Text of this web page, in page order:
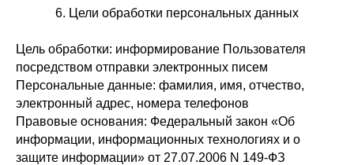
6. Цели обработки персональных данных
Цель обработки: информирование Пользователя
посредством отправки электронных писем
Персональные данные: фамилия, имя, отчество,
электронный адрес, номера телефонов
Правовые основания: Федеральный закон «Об
информации, информационных технологиях и о
защите информации» от 27.07.2006 N 149-ФЗ